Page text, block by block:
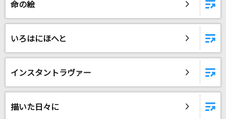
lulu.
Mrs. GREEN APPLE
DAMの新曲・ランキングなど
命の絵
いろはにほへと
インスタントラヴァー
描いた日々に